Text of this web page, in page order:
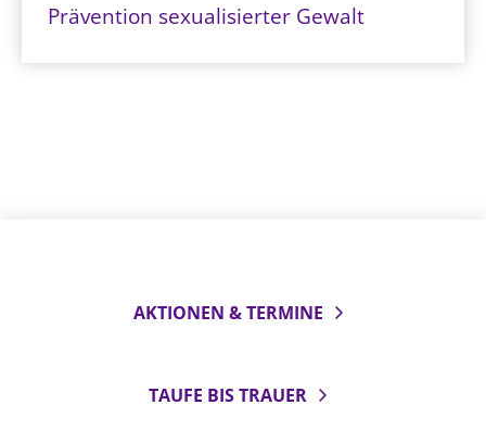
Prävention sexualisierter Gewalt
AKTIONEN & TERMINE
TAUFE BIS TRAUER